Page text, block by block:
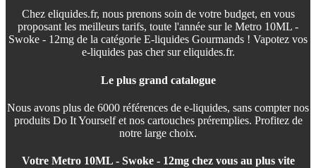
Chez eliquides.fr, nous prenons soin de votre budget, en vous
proposant les meilleurs tarifs, toute l'année sur le Metro 10ML -
Swoke - 12mg de la catégorie E-liquides Gourmands ! Vapotez vos
e-liquides pas cher sur eliquides.fr.
Le plus grand catalogue
Nous avons plus de 6000 références de e-liquides, sans compter nos
produits Do It Yourself et nos cartouches préremplies. Profitez de
notre large choix.
Votre Metro 10ML - Swoke - 12mg chez vous au plus vite